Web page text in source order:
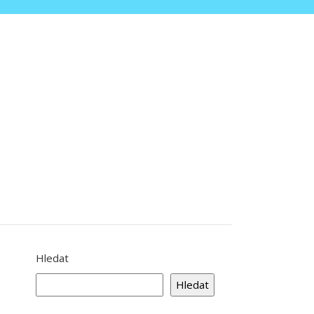
Hledat
Hledat